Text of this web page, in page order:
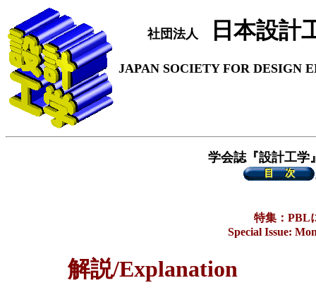
社団法人 日本設計
JAPAN SOCIETY FOR DESIGN
学会誌『設計工学
特集：PBL
Special Issue:
解説/Explanation